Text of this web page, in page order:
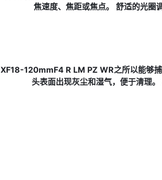
焦速度、焦距或焦点。 舒适的光圈
XF18-120mmF4 R LM PZ WR之所以能够
头表面出现灰尘和湿气，便于清理